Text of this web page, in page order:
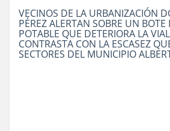
VECINOS DE LA URBANIZACIÓN
PÉREZ ALERTAN SOBRE UN
POTABLE QUE DETERIORA LA
CONTRASTA CON LA ESCASEZ
SECTORES DEL MUNICIPIO